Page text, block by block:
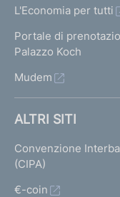
L'Economia per tutti
Portale di
Palazzo Koch
Mudem
ALTRI SITI
Convenzione
(CIPA)
€-coin